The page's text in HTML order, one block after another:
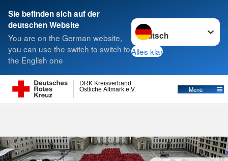
Sie befinden sich auf der
deutschen Website
You are on the German website,
you can use the switch to switch to
the English one
Sprache wechseln zu
Alles klar
Östliche Altmark e.V.
DRK Kreisverband
Menü
Suche
Landesverbände